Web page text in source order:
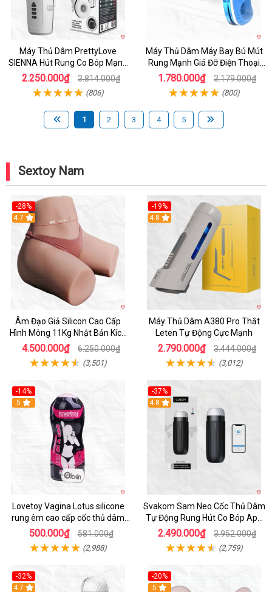
Máy Thủ Dâm PrettyLove
SIENNA Hút Rung Co Bóp Mạnh
Mẽ Nam
2.250.000₫ 3.814.000₫
(806)
Máy Thủ Dâm Máy Bay Bú Mút
Rung Mạnh Giá Đỡ Điện Thoại
Chính Hãng
1.780.000₫ 3.179.000₫
(800)
1 2 3 4 5
Sextoy Nam
-28%
4.7
Âm Đạo Giả Silicon Cao Cấp
Hình Mông 11Kg Nhật Bản Kích
Thước Như Thật
4.500.000₫ 6.250.000₫
(3,501)
-19%
Hot
4.8
Máy Thủ Dâm A380 Pro Thắt
Leten Tự Động Cực Mạnh
2.790.000₫ 3.444.000₫
(3,012)
-14%
Hot
5
Lovetoy Vagina Lotus silicone
rung êm cao cấp cốc thủ dâm
nam
500.000₫ 581.000₫
(2,988)
-37%
4.8
Svakom Sam Neo Cốc Thủ Dâm
Tự Động Rung Hút Co Bóp App
Điều Khiển
2.490.000₫ 3.952.000₫
(2,759)
-32%
Hot
4.7
-20%
Hot
5